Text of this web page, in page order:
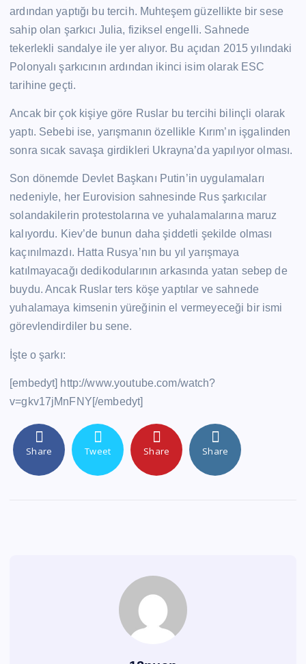
ardından yaptığı bu tercih. Muhteşem güzellikte bir sese
sahip olan şarkıcı Julia, fiziksel engelli. Sahnede
tekerlekli sandalye ile yer alıyor. Bu açıdan 2015 yılındaki
Polonyalı şarkıcının ardından ikinci isim olarak ESC
tarihine geçti.
Ancak bir çok kişiye göre Ruslar bu tercihi bilinçli olarak
yaptı. Sebebi ise, yarışmanın özellikle Kırım’ın işgalinden
sonra sıcak savaşa girdikleri Ukrayna’da yapılıyor olması.
Son dönemde Devlet Başkanı Putin’in uygulamaları
nedeniyle, her Eurovision sahnesinde Rus şarkıcılar
solandakilerin protestolarına ve yuhalamalarına maruz
kalıyordu. Kiev’de bunun daha şiddetli şekilde olması
kaçınılmazdı. Hatta Rusya’nın bu yıl yarışmaya
katılmayacağı dedikodularının arkasında yatan sebep de
buydu. Ancak Ruslar ters köşe yaptılar ve sahnede
yuhalamaya kimsenin yüreğinin el vermeyeceği bir ismi
görevlendirdiler bu sene.
İşte o şarkı:
[embedyt] http://www.youtube.com/watch?
v=gkv17jMnFNY[/embedyt]
Share Tweet Share Share